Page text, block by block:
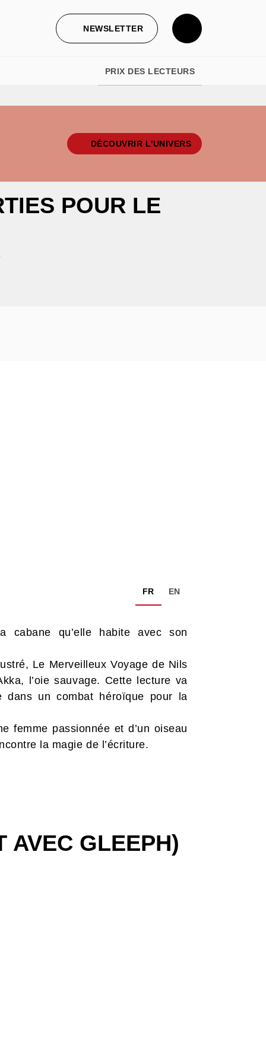
NEWSLETTER
PRIX DES LECTEURS
DÉCOUVRIR L'UNIVERS
POUR LE
FR EN
qu’elle habite avec son
Le Merveilleux Voyage de Nils
l’oie sauvage. Cette lecture va
un combat héroïque pour la
femme passionnée et d’un oiseau
la magie de l’écriture.
AVEC GLEEPH)